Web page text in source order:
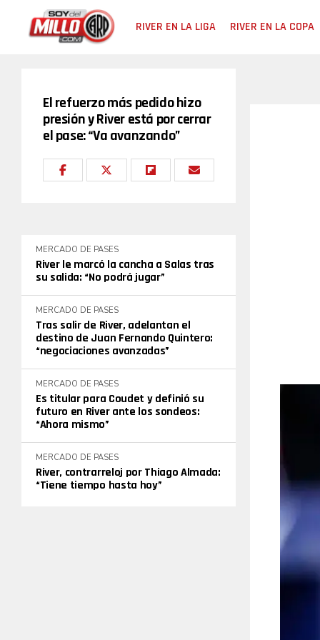
RIVER EN LA LIGA RIVER EN LA COPA
El refuerzo más pedido hizo
presión y River está por cerrar
el pase: “Va avanzando”
MERCADO DE PASES
River le marcó la cancha a Salas tras
su salida: “No podrá jugar”
MERCADO DE PASES
Tras salir de River, adelantan el
destino de Juan Fernando Quintero:
“negociaciones avanzadas”
MERCADO DE PASES
Es titular para Coudet y definió su
futuro en River ante los sondeos:
“Ahora mismo”
MERCADO DE PASES
River, contrarreloj por Thiago Almada:
“Tiene tiempo hasta hoy”